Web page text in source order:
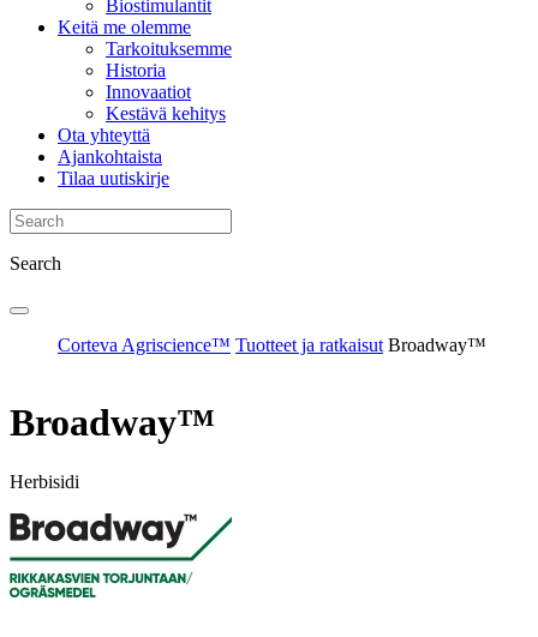
Biostimulantit
Keitä me olemme
Tarkoituksemme
Historia
Innovaatiot
Kestävä kehitys
Ota yhteyttä
Ajankohtaista
Tilaa uutiskirje
Search
Corteva Agriscience™ Tuotteet ja ratkaisut Broadway™
Broadway™
Herbisidi